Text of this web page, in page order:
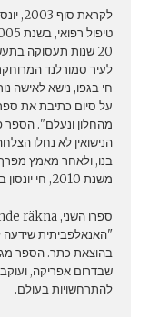
20 שנות תעסוקה
חי בגפו, נישא לאישה
על סיום כתיבת את
הנישואין לא נחלו
בנו, ולאחר מאמץ מפרך
משנת 2010, חי יונסון באי גוטלנד שבשבדיה יחד עם בנו.
בהוצאת כתר. הספר
שבדרום אפריקה,
להתרחשויות בעולם.